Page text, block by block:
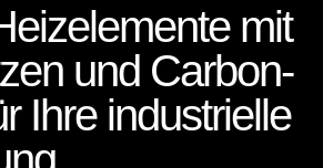
mit
und Carbon-
Ihre industrielle